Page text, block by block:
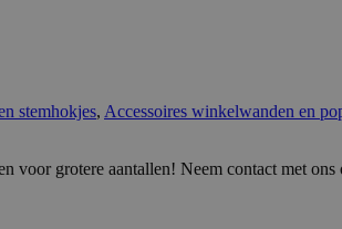
stemhokjes, Accessoires winkelwanden en
grotere aantallen! Neem contact met ons